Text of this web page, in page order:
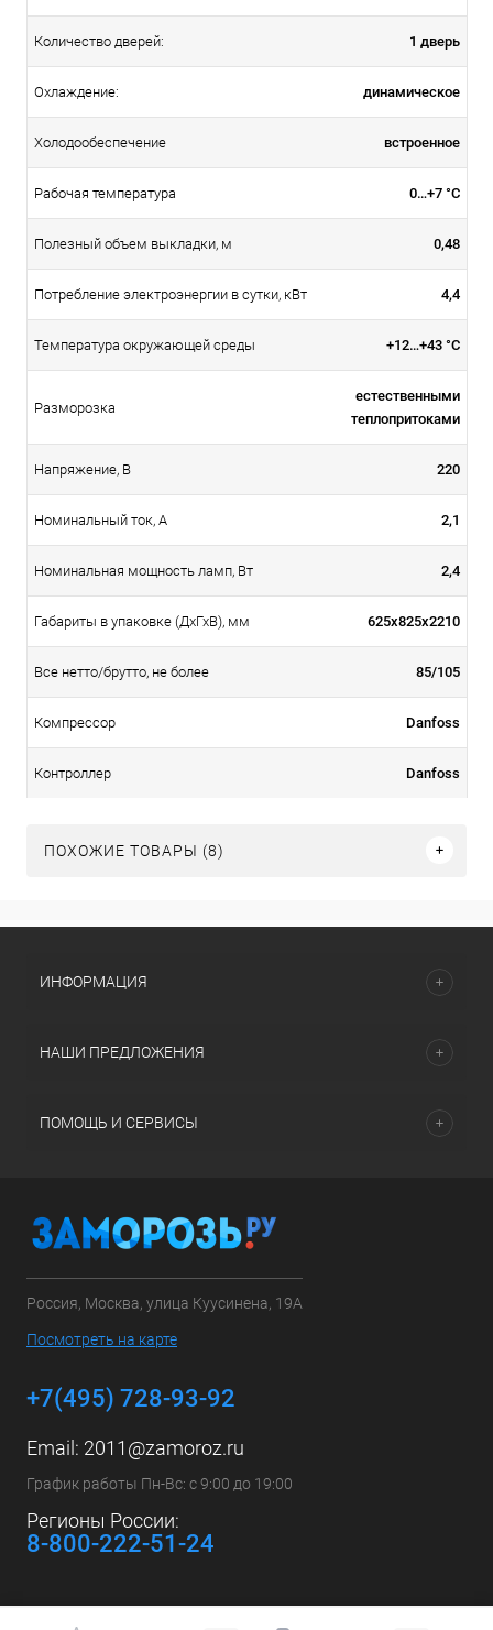
Количество дверей: 1 дверь
Охлаждение: динамическое
Холодообеспечение встроенное
Рабочая температура 0…+7 °C
Полезный объем выкладки, м 0,48
Потребление электроэнергии в сутки, кВт 4,4
Температура окружающей среды +12…+43 °C
Разморозка
естественными
теплопритоками
Напряжение, В 220
Номинальный ток, A 2,1
Номинальная мощность ламп, Вт 2,4
Габариты в упаковке (ДхГхВ), мм 625х825х2210
Все нетто/брутто, не более 85/105
Компрессор Danfoss
Контроллер Danfoss
ПОХОЖИЕ ТОВАРЫ (8)
ИНФОРМАЦИЯ
НАШИ ПРЕДЛОЖЕНИЯ
ПОМОЩЬ И СЕРВИСЫ
Россия, Москва, улица Куусинена, 19А
Посмотреть на карте
+7(495) 728-93-92
Email: 2011@zamoroz.ru
График работы Пн-Вс: с 9:00 до 19:00
Регионы России:
8-800-222-51-24